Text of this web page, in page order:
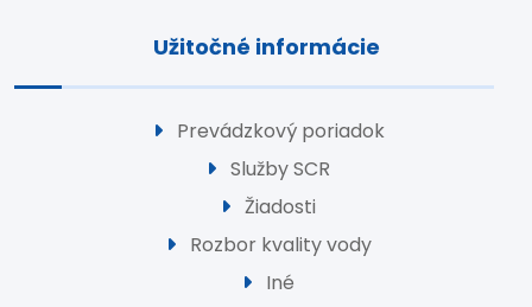
Užitočné informácie
Prevádzkový poriadok
Služby SCR
Žiadosti
Rozbor kvality vody
Iné